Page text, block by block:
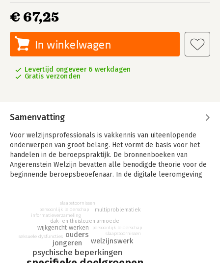
€ 67,25
In winkelwagen
Levertijd ongeveer 6 werkdagen
Gratis verzonden
Samenvatting
Voor welzijnsprofessionals is vakkennis van uiteenlopende
onderwerpen van groot belang. Het vormt de basis voor het
handelen in de beroepspraktijk. De bronnenboeken van
Angerenstein Welzijn bevatten alle benodigde theorie voor de
beginnende beroepsbeoefenaar. In de digitale leeromgeving
Persoonlijk begeleider specifieke doelgroepen is het
profielboek voor niveau 4 van de methode Angerenstein
Welzijn. Dit bronnenboek bevat informatie over de
onderwerpen: begeleidingsplan, dagbesteding, werk,
informatie verzamelen met de cliënt, cliënten in de wijk,
armoede, schulden, asielmigranten, gezinssystemen, jongeren,
psychische beperkingen
jongeren
ouders
welzijnswerk
wijkgericht werken
dak- en thuislozen
persoonlijk leiderschap
slaapstoornissen
informatieverzameling
seksuele dysfuncties
persoonlijk leiderschap
armoede
slaapstoornissen
multiproblematiek